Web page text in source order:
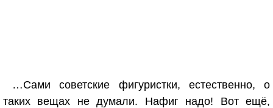
…Сами советские фигуристки, естественно, о
таких вещах не думали. Нафиг надо! Вот ещё,